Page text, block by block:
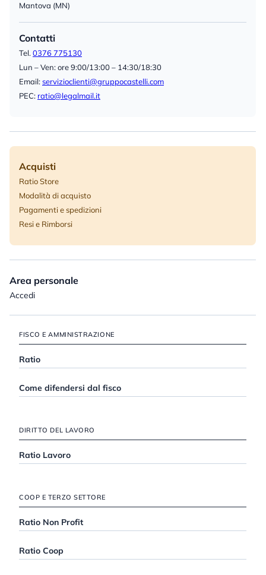
Mantova (MN)
Contatti
Tel. 0376 775130
Lun – Ven: ore 9:00/13:00 – 14:30/18:30
Email:servizioclienti@gruppocastelli.com
PEC: ratio@legalmail.it
Acquisti
Ratio Store
Modalità di acquisto
Pagamenti e spedizioni
Resi e Rimborsi
Area personale
Accedi
FISCO E AMMINISTRAZIONE
Ratio
Come difendersi dal fisco
DIRITTO DEL LAVORO
Ratio Lavoro
COOP E TERZO SETTORE
Ratio Non Profit
Ratio Coop